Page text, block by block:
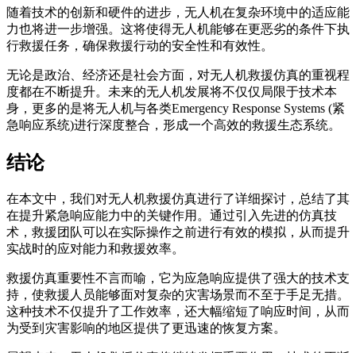
随着技术的创新和硬件的进步，无人机在复杂环境中的适应能
力也将进一步增强。这将使得无人机能够在更恶劣的条件下执
行救援任务，确保救援行动的安全性和有效性。
无论是政治、经济还是社会方面，对无人机救援仿真的重视程
度都在不断提升。未来的无人机发展将不仅仅局限于技术本
身，更多的是将无人机与各类Emergency Response Systems (紧
急响应系统)进行深度整合，形成一个高效的救援生态系统。
结论
在本文中，我们对无人机救援仿真进行了详细探讨，总结了其
在提升紧急响应能力中的关键作用。通过引入先进的仿真技
术，救援团队可以在实际操作之前进行有效的模拟，从而提升
实战时的应对能力和救援效率。
救援仿真重要性不言而喻，它为应急响应提供了强大的技术支
持，使救援人员能够面对复杂的灾害场景而不至于手足无措。
这种技术不仅提升了工作效率，还大幅缩短了响应时间，从而
为受到灾害影响的地区提供了更迅速的恢复方案。